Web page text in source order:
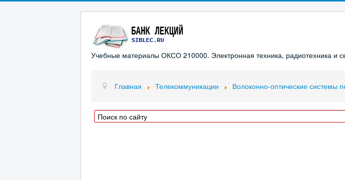
Учебные материалы ОКСО 210000. Электронная техника, радиотехника и
Главная Телекоммуникации Волоконно-оптические системы